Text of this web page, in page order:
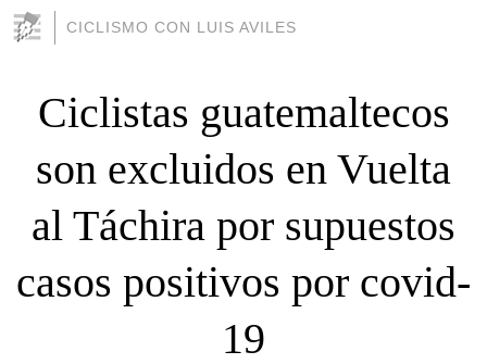
CICLISMO CON LUIS AVILES
Ciclistas guatemaltecos
son excluidos en Vuelta
al Táchira por supuestos
casos positivos por covid-
19